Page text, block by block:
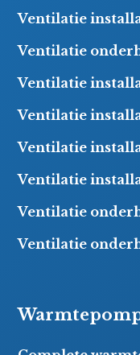
Ventilatie
Ventilatie
Ventilatie
Ventilatie
Ventilatie
Ventilatie
Ventilatie
Ventilatie